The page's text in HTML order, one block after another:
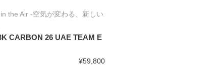
the Air -空気が変わる、新しい
CARBON 26 UAE TEAM E
¥59,800